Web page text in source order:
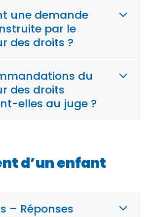
une demande
par le
des droits ?
du
des droits
elles au juge ?
d’un enfant
– Réponses